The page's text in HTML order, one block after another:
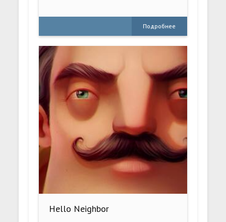
Подробнее
Hello Neighbor